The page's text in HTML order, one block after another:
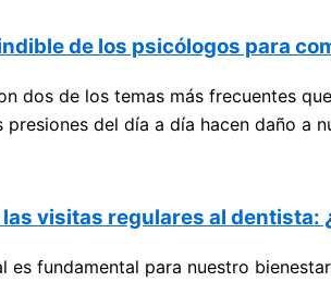
de los psicólogos para
dos de los temas más frecuentes
presiones del día a día hacen daño a
visitas regulares al dentista:
es fundamental para nuestro